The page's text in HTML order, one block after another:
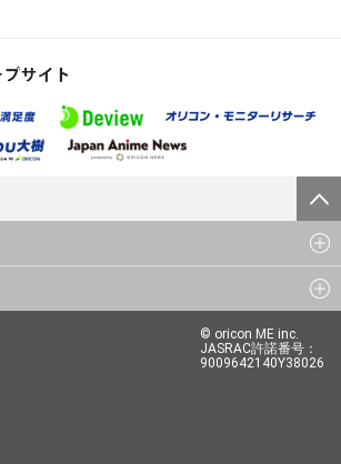
© oricon ME inc.
JASRAC許諾番号：
9009642140Y38026